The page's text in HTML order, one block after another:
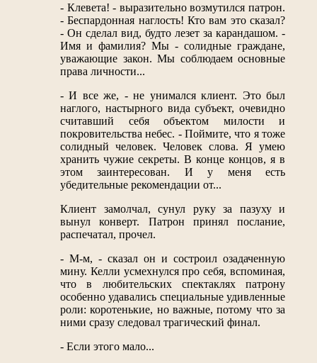
- Клевета! - выразительно возмутился патрон.
- Беспардонная наглость! Кто вам это сказал?
- Он сделал вид, будто лезет за карандашом. -
Имя и фамилия? Мы - солидные граждане,
уважающие закон. Мы соблюдаем основные
права личности...
- И все же, - не унимался клиент. Это был
наглого, настырного вида субъект, очевидно
считавший себя объектом милости и
покровительства небес. - Поймите, что я тоже
солидный человек. Человек слова. Я умею
хранить чужие секреты. В конце концов, я в
этом заинтересован. И у меня есть
убедительные рекомендации от...
Клиент замолчал, сунул руку за пазуху и
вынул конверт. Патрон принял послание,
распечатал, прочел.
- М-м, - сказал он и состроил озадаченную
мину. Келли усмехнулся про себя, вспоминая,
что в любительских спектаклях патрону
особенно удавались специальные удивленные
роли: коротенькие, но важные, потому что за
ними сразу следовал трагический финал.
- Если этого мало...